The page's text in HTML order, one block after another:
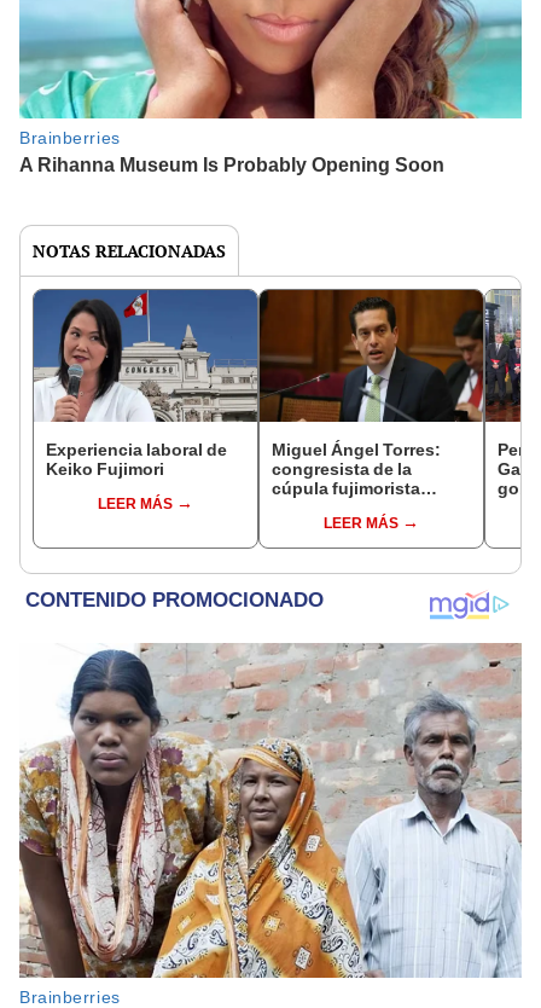
NOTAS RELACIONADAS
Experiencia laboral de
Keiko Fujimori
LEER MÁS
Miguel Ángel Torres:
congresista de la
cúpula fujimorista
del SenadoLEER MÁS